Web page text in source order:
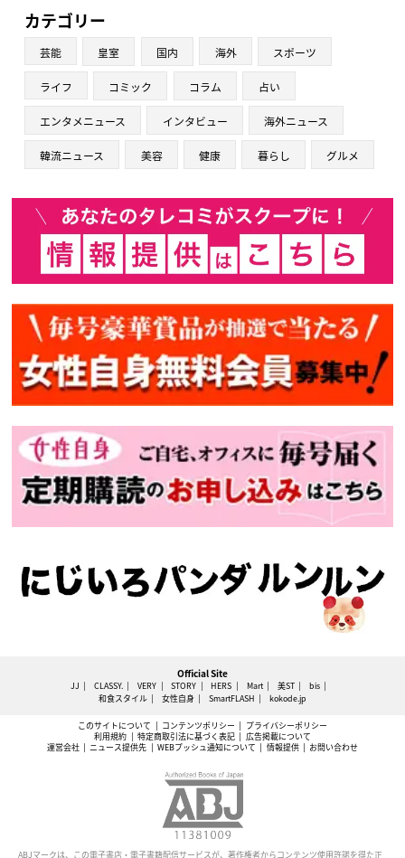
カテゴリー
芸能 皇室 国内 海外 スポーツ
ライフ コミック コラム 占い
エンタメニュース インタビュー 海外ニュース
韓流ニュース 美容 健康 暮らし グルメ
Official Site
JJ CLASSY. VERY STORY HERS Mart 美ST
bis
和食スタイル
女性自身 SmartFLASH kokode.jp
このサイトについて コンテンツポリシー
プライバシーポリシー
利用規約
特定商取引法に基づく表記
広告掲載について
運営会社
ニュース提供先 WEBプッシュ通知について 情報提供 お問い合わせ
ABJマークは、この電子書店・電子書籍配信サービスが、著作権者からコンテンツ使用許諾を得た正